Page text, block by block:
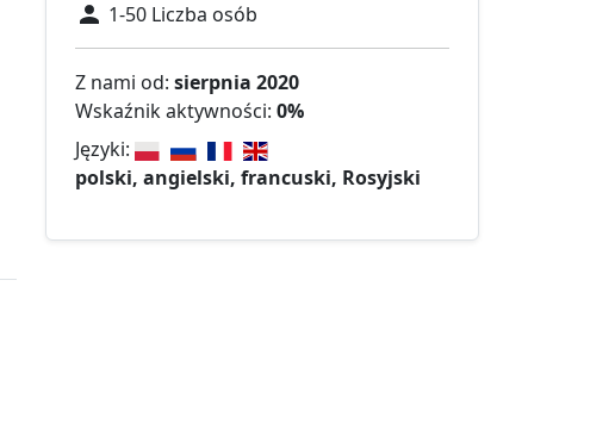
1-50 Liczba osób
Z nami od: sierpnia 2020
Wskaźnik aktywności: 0%
Języki:
polski, angielski, francuski, Rosyjski